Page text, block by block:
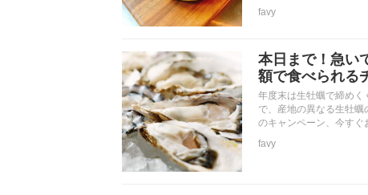
favy
本日まで！急い
額で食べられる
年度末は生牡蠣で締めく
で、産地の異なる生牡
のキャンペーン、今すぐ
favy